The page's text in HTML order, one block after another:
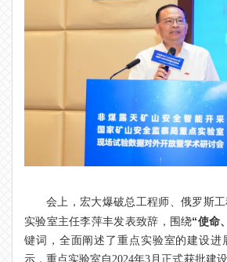
会上，宏大爆破总工程师、俄罗斯
实验室主任李萍丰发表致辞，围绕“使命
键词，全面阐述了重点实验室的建设进
示，重点实验室自2024年3月正式获批建